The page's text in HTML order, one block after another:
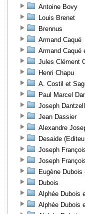
Antoine Bovy
Louis Brenet
Brennus
Armand Caqué
Armand Caqué
Jules Clément
Henri Chapu
A. Costil et
Paul Marcel
Joseph Dantzell
Jean Dassier
Alexandre
Desaide
Joseph
Joseph
Eugène
Dubois
Alphée Dubois
Alphée Dubois